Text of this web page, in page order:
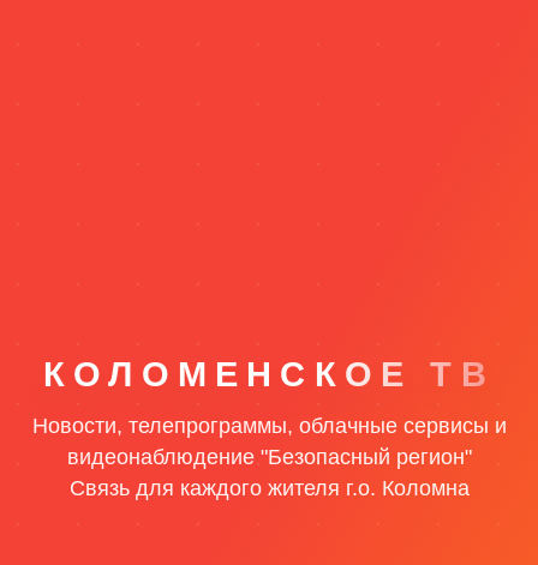
КОЛОМЕНСКОЕ ТВ
Новости, телепрограммы, облачные сервисы и
видеонаблюдение "Безопасный регион"
Связь для каждого жителя г.о. Коломна